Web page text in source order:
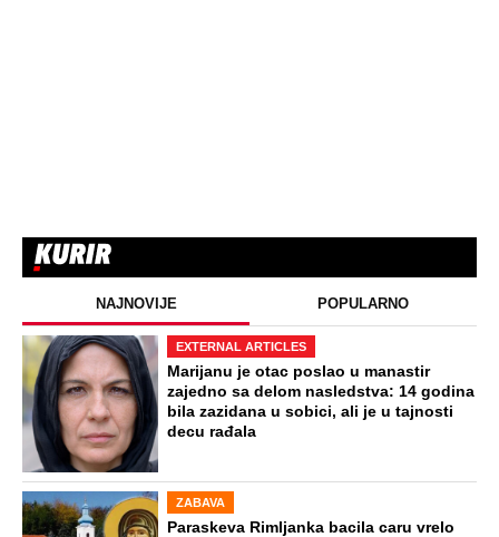
NAJNOVIJE POPULARNO
EXTERNAL ARTICLES
Marijanu je otac poslao u manastir
zajedno sa delom nasledstva: 14 godina
bila zazidana u sobici, ali je u tajnosti
decu rađala
ZABAVA
Paraskeva Rimljanka bacila caru vrelo